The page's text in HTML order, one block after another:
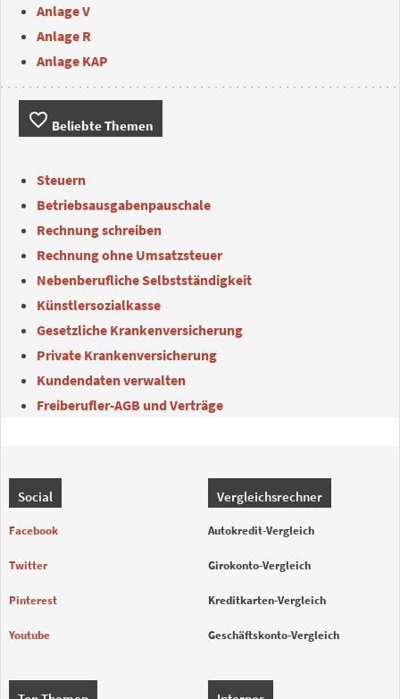
Anlage V
Anlage R
Anlage KAP
favorite_border Beliebte Themen
Steuern
Betriebsausgabenpauschale
Rechnung schreiben
Rechnung ohne Umsatzsteuer
Nebenberufliche Selbstständigkeit
Künstlersozialkasse
Gesetzliche Krankenversicherung
Private Krankenversicherung
Kundendaten verwalten
Freiberufler-AGB und Verträge
Social
Facebook
Twitter
Pinterest
Youtube
Vergleichsrechner
Autokredit-Vergleich
Girokonto-Vergleich
Kreditkarten-Vergleich
Geschäftskonto-Vergleich